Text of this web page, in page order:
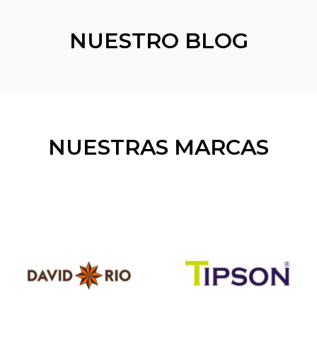
NUESTRO BLOG
NUESTRAS MARCAS